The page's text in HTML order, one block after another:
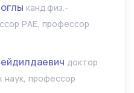
канд.физ.-
РАЕ, профессор
доктор
наук, профессор